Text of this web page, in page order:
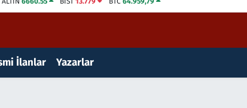
İlanlar Yazarlar